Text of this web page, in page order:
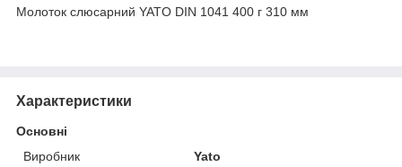
Молоток слюсарний YATO DIN 1041 400 г 310 мм
Характеристики
Основні
Виробник
Yato